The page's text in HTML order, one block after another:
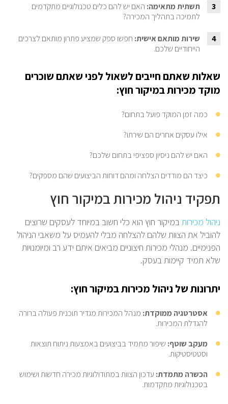
3 תשתית מתאימה: האם יש להם כלים טכנולוגיים מתקדמים
לתמיכה בתהליך המכירה?
4 שירות מותאם אישית: חפשו ספק שמציע פתרון מותאם לצרכים
הייחודיים שלכם.
שאלות שאתם חייבים לשאול לפני שאתם שוכרים
מוקד מכירות במיקור חוץ:
כמה זמן המוקד פועל בתחום?
אילו עסקים אחרים הם שירתו?
האם יש להם ניסיון ספציפי בתחום שלכם?
כיצד הם מודדים הצלחה ומהם דוחות הביצועים שהם מספקים?
תפקיד ניהול מכירות במיקור חוץ
ניהול מכירותבמיקור חוץ הוא כלי חשוב במיוחד לעסקים שרוצים
להוביל את הצוות שלהם להצלחה מבלי להעמיס על משאבי הניהול
הפנימיים. מנהלי מכירות חיצוניים מביאים איתם ידע רב ומיומנויות
שלא תמיד קיימות בעסק.
יתרונות של ניהול מכירות במיקור חוץ:
אסטרטגיה ממוקדת: מנהל המכירות מגדיר תוכנית פעולה ברורה
להגדלת המכירות.
מעקב שוטף: שיפור מתמיד בביצועים באמצעות ניתוח תוצאות
וסטטיסטיקות.
הכשרה מתמדת: עדכון הצוות במתודולוגיות מכירה חדשות ושימוש
בטכנולוגיות מתקדמות.